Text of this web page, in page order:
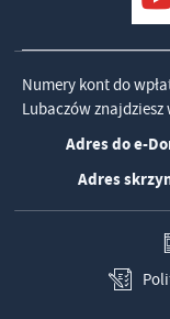
Numery kont do
Lubaczów znajdziesz
Adres do e-
Adres